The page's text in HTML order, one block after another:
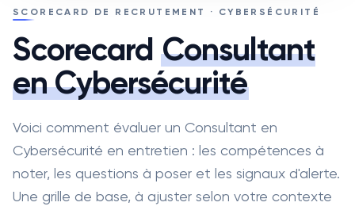
SCORECARD DE RECRUTEMENT · CYBERSÉCURITÉ
Scorecard Consultant
en Cybersécurité
Voici comment évaluer un Consultant en
Cybersécurité en entretien : les compétences à
noter, les questions à poser et les signaux d'alerte.
Une grille de base, à ajuster selon votre contexte